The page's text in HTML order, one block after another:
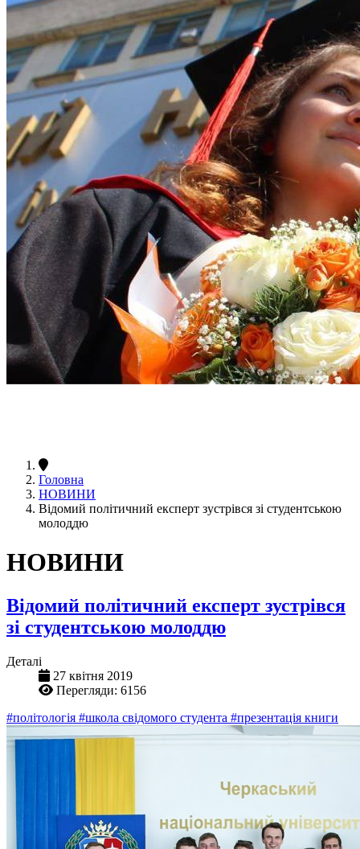
Головна
НОВИНИ
Відомий політичний експерт зустрівся зі студентською
молоддю
НОВИНИ
Відомий політичний експерт зустрівся
зі студентською молоддю
Деталі
27 квітня 2019
Перегляди: 6156
#політологія #школа свідомого студента #презентація книги